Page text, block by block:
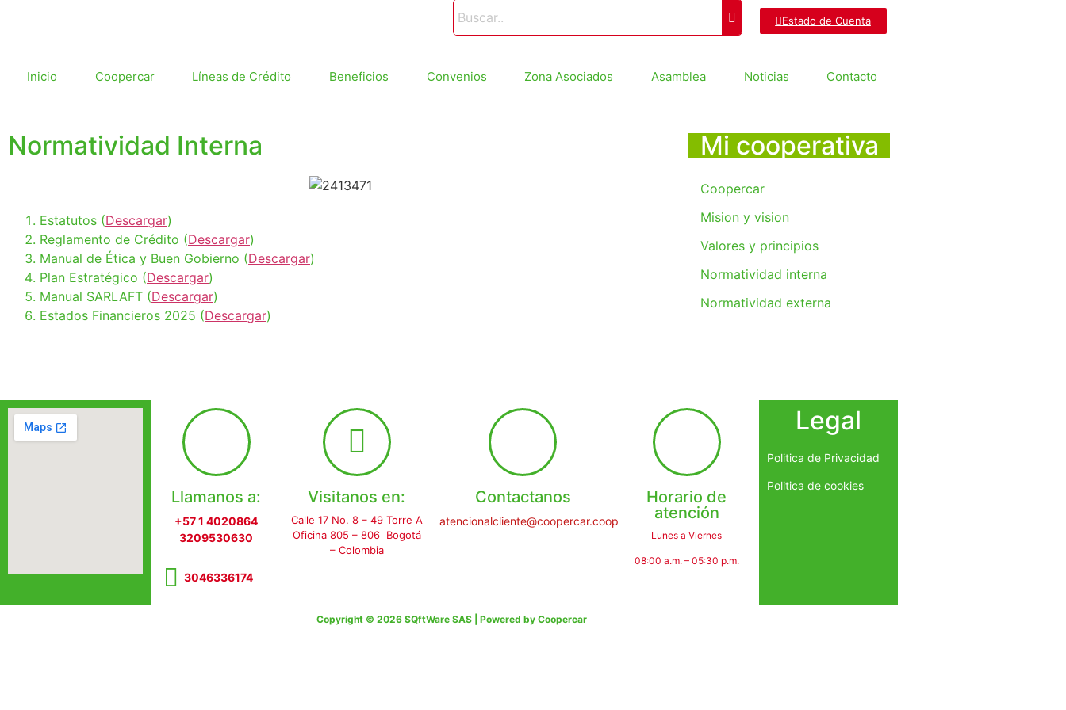
Estado de Cuenta
Inicio Coopercar Líneas de Crédito Beneficios Convenios Zona Asociados Asamblea Noticias Contacto
Normatividad Interna
Estatutos (Descargar)
Reglamento de Crédito (Descargar)
Manual de Ética y Buen Gobierno (Descargar)
Plan Estratégico (Descargar)
Manual SARLAFT (Descargar)
Estados Financieros 2025 (Descargar)
Mi cooperativa
Coopercar
Mision y vision
Valores y principios
Normatividad interna
Normatividad externa
Llamanos a:
+57 1 4020864
3209530630
3046336174
Visitanos en:
Calle 17 No. 8 – 49 Torre A
Oficina 805 – 806 Bogotá
– Colombia
Contactanos
atencionalcliente@coopercar.coop
Horario de
atención
Lunes a Viernes
08:00 a.m. – 05:30 p.m.
Legal
Politica de Privacidad
Politica de cookies
Copyright © 2026 SQftWare SAS | Powered by Coopercar